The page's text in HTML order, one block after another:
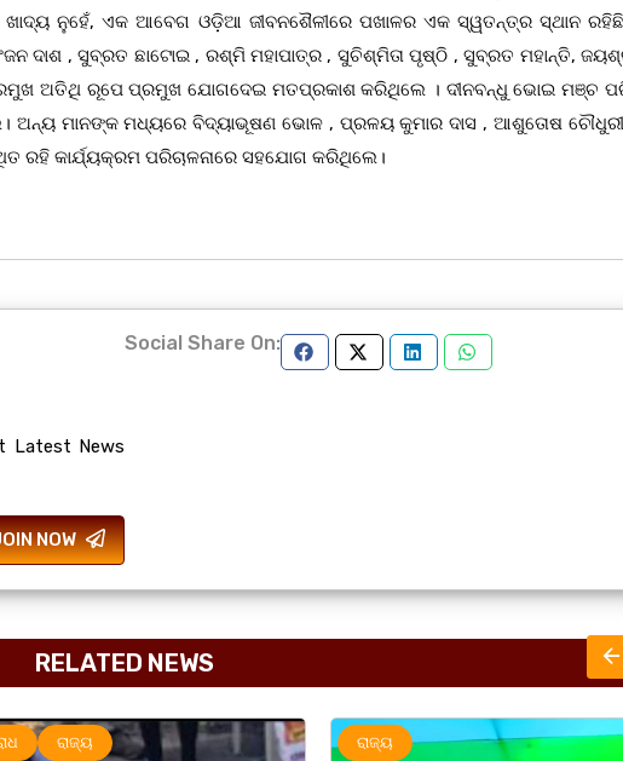
ଖାଦ୍ୟ ନୁହେଁ, ଏକ ଆବେଗ ଓଡ଼ିଆ ଜୀବନଶୈଳୀରେ ପଖାଳର ଏକ ସ୍ୱତନ୍ତ୍ର ସ୍ଥାନ
ଦାଶ , ସୁବ୍ରତ ଛାଟୋଇ , ରଶ୍ମି ମହାପାତ୍ର , ସୁଚିଶ୍ମିତା ପୃଷ୍ଠି , ସୁବ୍ରତ ମହାନ୍ତି,
ଅତିଥି ରୂପେ ପ୍ରମୁଖ ଯୋଗଦେଇ ମତପ୍ରକାଶ କରିଥିଲେ । ଦୀନବନ୍ଧୁ ଭୋଇ ମଞ୍ଚ
ଅନ୍ୟ ମାନଙ୍କ ମଧ୍ୟରେ ବିଦ୍ୟାଭୂଷଣ ଭୋଳ , ପ୍ରଳୟ କୁମାର ଦାସ , ଆଶୁତୋଷ
ରହି କାର୍ଯ୍ୟକ୍ରମ ପରିଚାଳନାରେ ସହଯୋଗ କରିଥିଲେ।
Latest News
NOW
Social Share On:
RELATED NEWS
ରାଜ୍ୟ